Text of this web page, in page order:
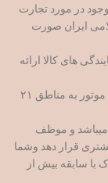
در مورد تجارت
ایران صورت
های کالا ارائه
3- شعبه سوم در تهران میباشد و امکان ارسال با پیک موتور به مناطق ۲۱
میباشد و موظف
قرار دهد وشما
با سابقه بیش از